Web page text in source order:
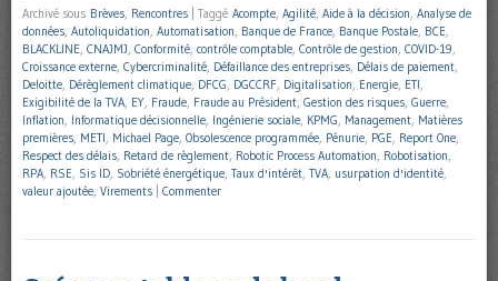
Archivé sous Brèves, Rencontres Taggé Acompte, Agilité, Aide à la décision, Analyse de
données, Autoliquidation, Automatisation, Banque de France, Banque Postale, BCE,
BLACKLINE, CNAJMJ, Conformité, contrôle comptable, Contrôle de gestion, COVID-19,
Croissance externe, Cybercriminalité, Défaillance des entreprises, Délais de paiement,
Deloitte, Dérèglement climatique, DFCG, DGCCRF, Digitalisation, Energie, ETI,
Exigibilité de la TVA, EY, Fraude, Fraude au Président, Gestion des risques, Guerre,
Inflation, Informatique décisionnelle, Ingénierie sociale, KPMG, Management, Matières
premières, METI, Michael Page, Obsolescence programmée, Pénurie, PGE, Report One,
Respect des délais, Retard de règlement, Robotic Process Automation, Robotisation,
RPA, RSE, Sis ID, Sobriété énergétique, Taux d'intérêt, TVA, usurpation d'identité,
valeur ajoutée, Virements Commenter